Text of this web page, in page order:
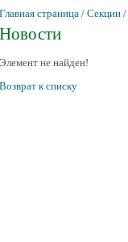
Главная страница / Секции /
Новости
Элемент не найден!
Возврат к списку